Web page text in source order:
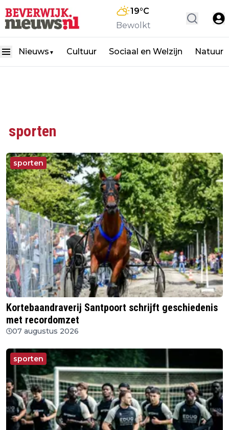
19°C
Bewolkt
Nieuws ▼ Cultuur Sociaal en Welzijn Natuur
sporten
sporten
Kortebaandraverij Santpoort schrijft geschiedenis
met recordomzet
07 augustus 2026
sporten